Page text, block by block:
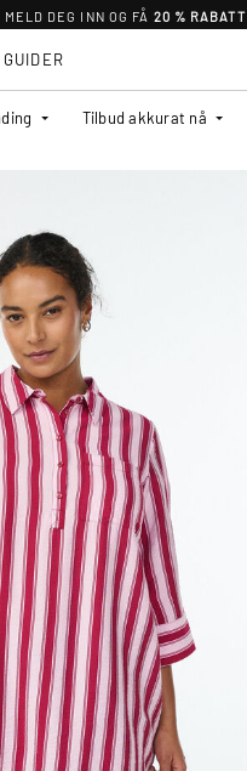
MELD DEG INN OG FÅ 20 % RABATT
Tilbud akkurat nå
GUIDER